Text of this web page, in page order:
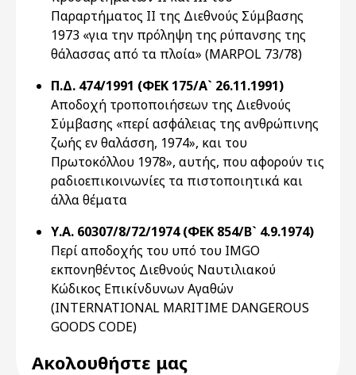
Παραρτήματος ΙΙ της Διεθνούς Σύμβασης
1973 «για την πρόληψη της ρύπανσης της
θάλασσας από τα πλοία» (MARPOL 73/78)
Π.Δ. 474/1991 (ΦΕΚ 175/Α` 26.11.1991)
Αποδοχή τροποποιήσεων της Διεθνούς
Σύμβασης «περί ασφάλειας της ανθρώπινης
ζωής εν θαλάσση, 1974», και του
Πρωτοκόλλου 1978», αυτής, που αφορούν τις
ραδιοεπικοινωνίες τα πιστοποιητικά και
άλλα θέματα
Υ.Α. 60307/8/72/1974 (ΦΕΚ 854/Β` 4.9.1974)
Περί αποδοχής του υπό του IMGO
εκπονηθέντος Διεθνούς Ναυτιλιακού
Κώδικος Επικίνδυνων Αγαθών
(INTERNATIONAL MARITIME DANGEROUS
GOODS CODE)
Ακολουθήστε μας